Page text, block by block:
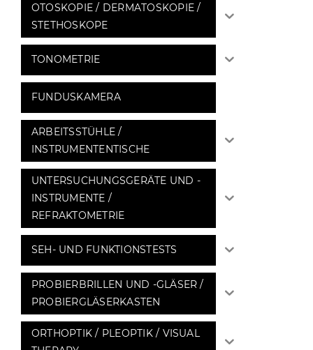
OTOSKOPIE / DERMATOSKOPIE /
STETHOSKOPE
TONOMETRIE
FUNDUSKAMERA
ARBEITSSTÜHLE /
INSTRUMENTENTISCHE
UNTERSUCHUNGSGERÄTE UND -
INSTRUMENTE /
REFRAKTOMETRIE
SEH- UND FUNKTIONSTESTS
PROBIERBRILLEN UND -GLÄSER /
PROBIERGLÄSERKASTEN
ORTHOPTIK / PLEOPTIK / VISUAL